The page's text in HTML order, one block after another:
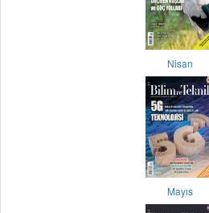
Nisan
Mayıs